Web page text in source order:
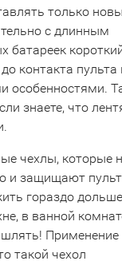
только
с длинным
батареек
контакта пульта
особенностями.
знаете, что
чехлы, которые
и защищают
гораздо
в ванной
Применение
такой чехол